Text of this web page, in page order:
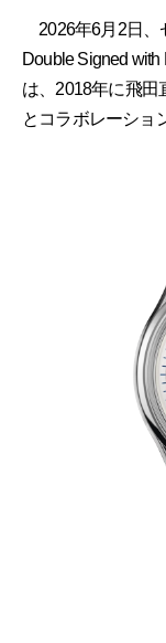
2026年6月2日、
Double Signed
は、2018年に飛田
とコラボレーショ